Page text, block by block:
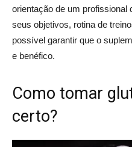
orientação de um profissional
seus objetivos, rotina de
possível garantir que o
e benéfico.
Como tomar
certo?